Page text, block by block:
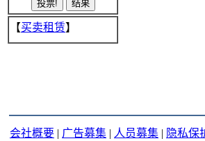
【买卖租赁】
会社概要 | 广告募集 | 人员募集 | 隐私保